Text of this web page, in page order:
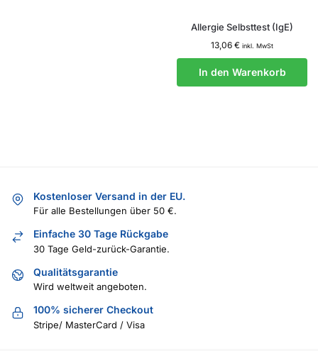
Allergie Selbsttest (IgE)
13,06 € inkl. MwSt
In den Warenkorb
Kostenloser Versand in der EU.
Für alle Bestellungen über 50 €.
Einfache 30 Tage Rückgabe
30 Tage Geld-zurück-Garantie.
Qualitätsgarantie
Wird weltweit angeboten.
100% sicherer Checkout
Stripe/ MasterCard / Visa